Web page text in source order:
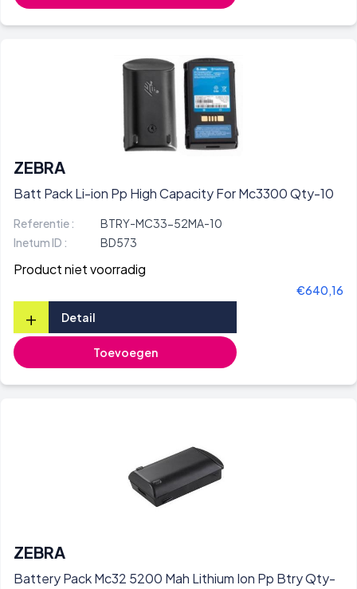
ZEBRA
Batt Pack Li-ion Pp High Capacity For Mc3300 Qty-10
Referentie :
BTRY-MC33-52MA-10
Inetum ID :
BD573
Product niet voorradig
€640,16
+ Detail
Toevoegen
ZEBRA
Battery Pack Mc32 5200 Mah Lithium Ion Pp Btry Qty-